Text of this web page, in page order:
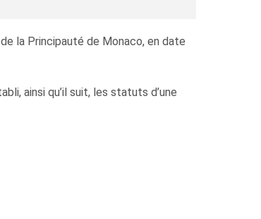
la Principauté de Monaco, en date
ainsi qu’il suit, les statuts d’une